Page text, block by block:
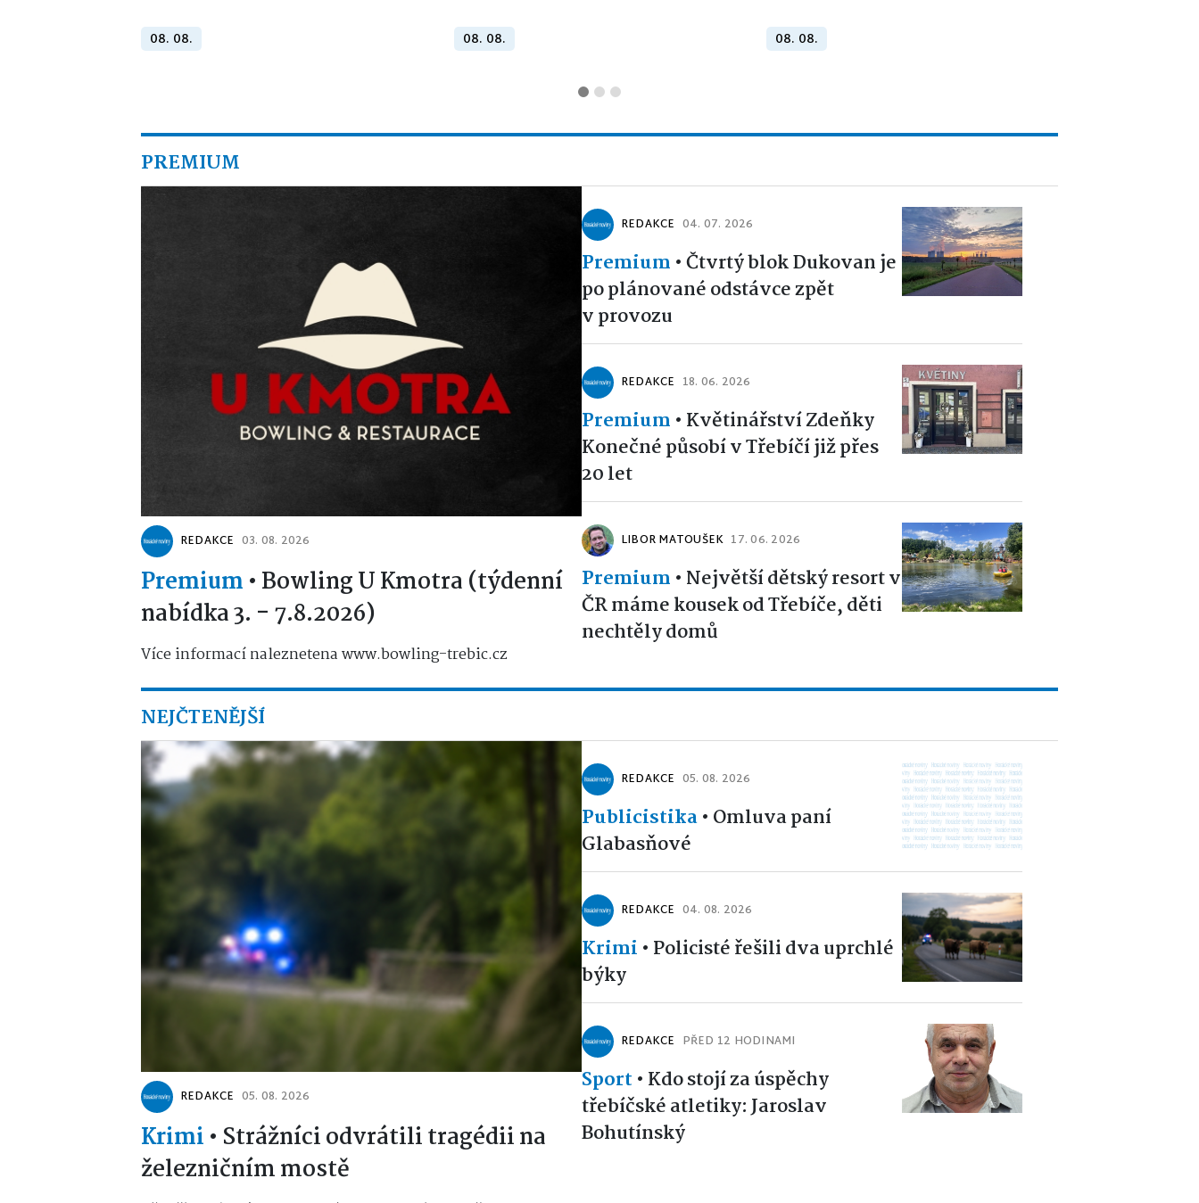
08. 08. 08. 08. 08. 08.
PREMIUM
REDAKCE 03. 08. 2026
Premium • Bowling U Kmotra (týdenní
nabídka 3. - 7.8.2026)
Více informací naleznetena www.bowling-trebic.cz
REDAKCE 04. 07. 2026
Premium •Čtvrtý blok Dukovan je
po plánované odstávce zpět
v provozu
REDAKCE 18. 06. 2026
Premium • Květinářství Zdeňky
Konečné působí v Třebíčí již přes
20 let
LIBOR MATOUŠEK 17. 06. 2026
Premium • Největší dětský resort v
ČR máme kousek od Třebíče, děti
nechtěly domů
NEJČTENĚJŠÍ
REDAKCE 05. 08. 2026
Krimi • Strážníci odvrátili tragédii na
železničním mostě
REDAKCE 05. 08. 2026
Publicistika• Omluva paní
Glabasňové
REDAKCE 04. 08. 2026
Krimi • Policisté řešili dva uprchlé
býky
REDAKCE PŘED 12 HODINAMI
Sport • Kdo stojí za úspěchy
třebíčské atletiky: Jaroslav
Bohutínský